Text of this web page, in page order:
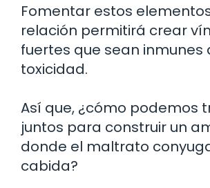
Fomentar estos
relación permitirá crear
fuertes que sean inmunes
toxicidad.
Así que, ¿cómo podemos
juntos para construir un
donde el maltrato
cabida?